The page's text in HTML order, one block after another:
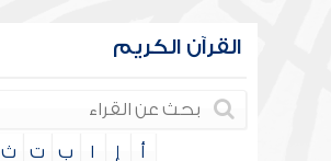
القرآن الكريم
أ إ ا ب ت ث